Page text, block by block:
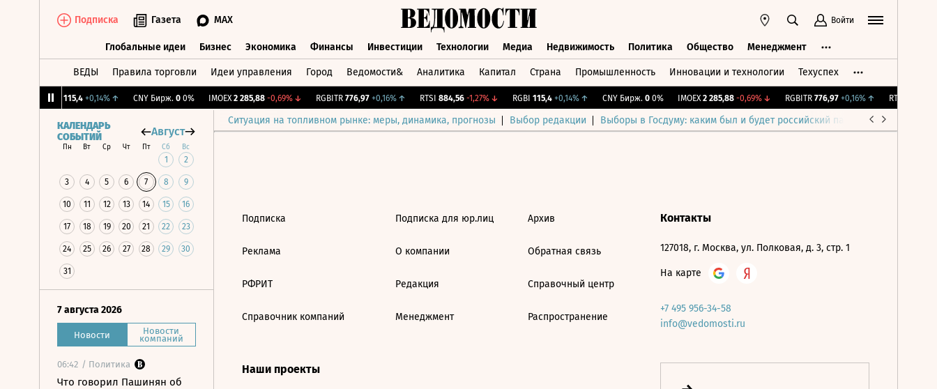
Подписка Газета MAX Войти
Глобальные идеи Бизнес Экономика Финансы Инвестиции Технологии Медиа Недвижимость Политика Общество Менеджмент
ВЕДЫ Правила торговли Идеи управления Город Ведомости& Аналитика Капитал Страна Промышленность Инновации и технологии Техуспех
115,4 +0,14%↑ CNY Бирж. 0 0% IMOEX 2 285,88 -0,69%↓ RGBITR 776,97 +0,16%↑ RTSI 884,56 -1,27%↓ RGBI 115,4 +0,14%↑ CNY Бирж. 0 0% IMOEX 2 285,88 -0,69%↓ RGBITR 776,97 +0,16%↑ RTSI
Ситуация на топливном рынке: меры, динамика, прогнозы Выбор редакции Выборы в Госдуму: каким был и будет российский парламент
КАЛЕНДАРЬ
СОБЫТИЙ
Август
Пн Вт Ср Чт Пт Сб Вс
1 2
3 4 5 6 7 8 9
10 11 12 13 14 15 16
17 18 19 20 21 22 23
24 25 26 27 28 29 30
31
7 августа 2026
Новости Новости
компаний
06:42 / Политика
Что говорил Пашинян об
Подписка
Реклама
РФРИТ
Справочник компаний
Подписка для юр.лиц
О компании
Редакция
Менеджмент
Архив
Обратная связь
Справочный центр
Распространение
Наши проекты
Контакты
127018, г. Москва, ул. Полковая, д. 3, стр. 1
На карте
+7 495 956-34-58
info@vedomosti.ru